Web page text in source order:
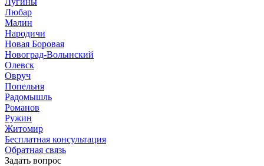
Любар
Малин
Народичи
Новая Боровая
Новоград-Волынский
Олевск
Овруч
Попельня
Радомышль
Романов
Ружин
Житомир
Бесплатная консультация
Обратная связь
Задать вопрос